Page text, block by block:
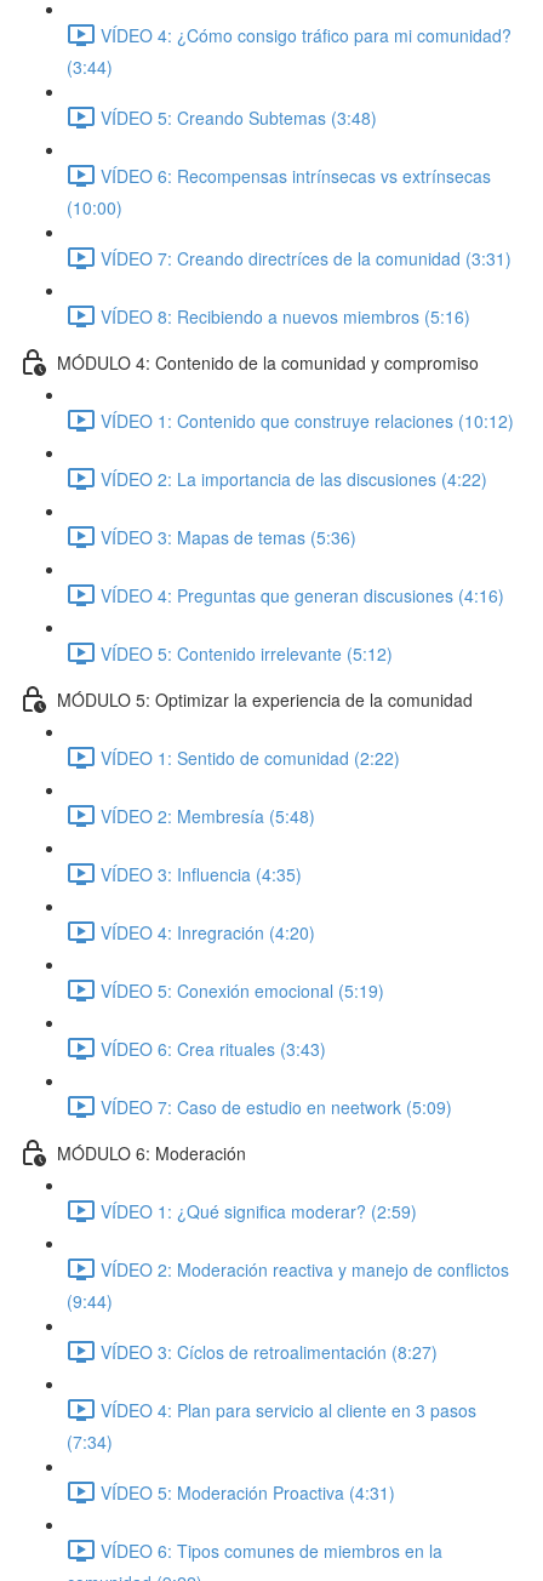
VÍDEO 4: ¿Cómo consigo tráfico para mi comunidad?
(3:44)
VÍDEO 5: Creando Subtemas (3:48)
VÍDEO 6: Recompensas intrínsecas vs extrínsecas
(10:00)
VÍDEO 7: Creando directríces de la comunidad (3:31)
VÍDEO 8: Recibiendo a nuevos miembros (5:16)
MÓDULO 4: Contenido de la comunidad y compromiso
VÍDEO 1: Contenido que construye relaciones (10:12)
VÍDEO 2: La importancia de las discusiones (4:22)
VÍDEO 3: Mapas de temas (5:36)
VÍDEO 4: Preguntas que generan discusiones (4:16)
VÍDEO 5: Contenido irrelevante (5:12)
MÓDULO 5: Optimizar la experiencia de la comunidad
VÍDEO 1: Sentido de comunidad (2:22)
VÍDEO 2: Membresía (5:48)
VÍDEO 3: Influencia (4:35)
VÍDEO 4: Inregración (4:20)
VÍDEO 5: Conexión emocional (5:19)
VÍDEO 6: Crea rituales (3:43)
VÍDEO 7: Caso de estudio en neetwork (5:09)
MÓDULO 6: Moderación
VÍDEO 1: ¿Qué significa moderar? (2:59)
VÍDEO 2: Moderación reactiva y manejo de conflictos
(9:44)
VÍDEO 3: Cíclos de retroalimentación (8:27)
VÍDEO 4: Plan para servicio al cliente en 3 pasos
(7:34)
VÍDEO 5: Moderación Proactiva (4:31)
VÍDEO 6: Tipos comunes de miembros en la